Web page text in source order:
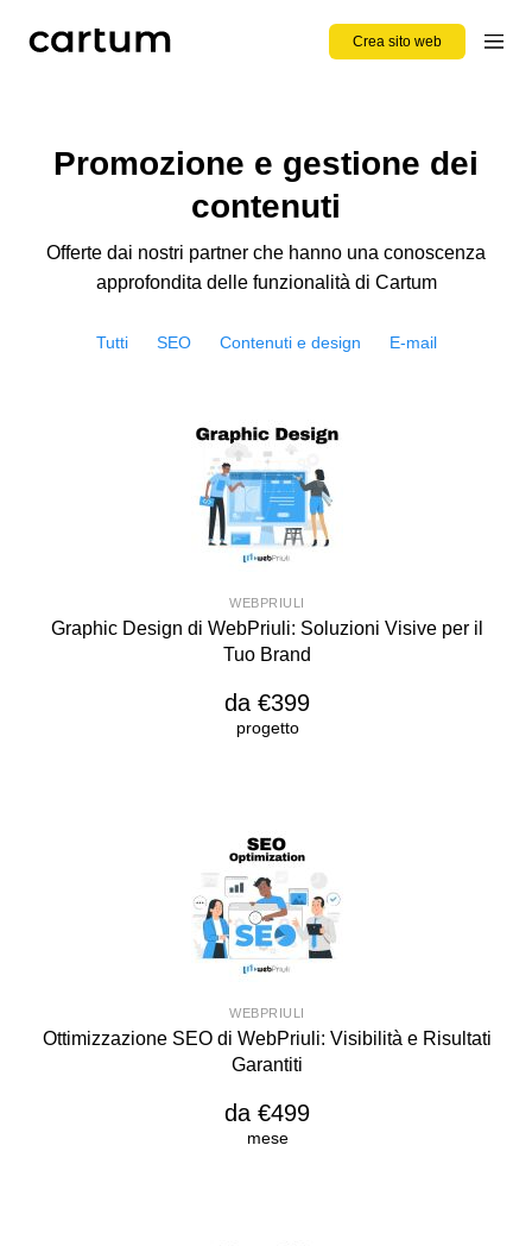
Crea sito web
Promozione e gestione dei
contenuti
Offerte dai nostri partner che hanno una conoscenza
approfondita delle funzionalità di Cartum
Tutti SEO Contenuti e design E-mail
WEBPRIULI
Graphic Design di WebPriuli: Soluzioni Visive per il
Tuo Brand
da €399
progetto
WEBPRIULI
Ottimizzazione SEO di WebPriuli: Visibilità e Risultati
Garantiti
da €499
mese